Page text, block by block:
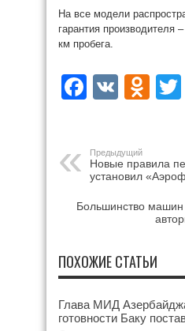
На все модели
гарантия производителя
км пробега.
VK
Предыдущий
Новые правила
установил
Большинство машин
ПОХОЖИЕ СТАТЬИ
Глава МИД
готовности Баку